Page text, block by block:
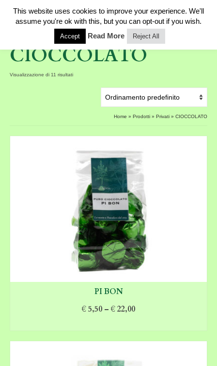
0
CIOCCOLATO
Visualizzazione di 11 risultati
Home » Prodotti » Privati » CIOCCOLATO
PI BON
€5,50 –€22,00
This website uses cookies to improve your experience. We'll
assume you're ok with this, but you can opt-out if you wish.
Accept Read More Reject All